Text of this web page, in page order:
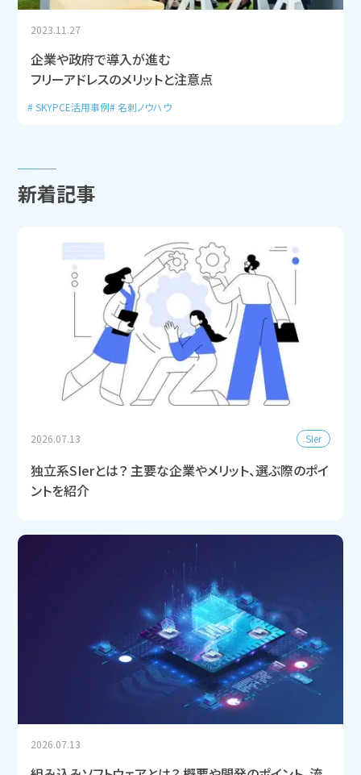
2023.11.27
企業や政府で導入が進む
フリーアドレスのメリットと注意点
SKYPCE活用事例 名刺ノウハウ
新着記事
2026.07.13 SIer
独立系SIerとは？ 主要な企業やメリット、選ぶ際のポイ
ントを紹介
2026.07.13